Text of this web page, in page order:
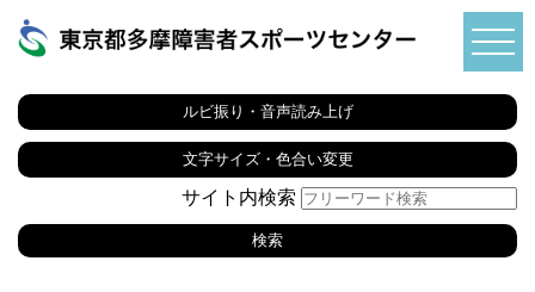
ルビ振り・音声読み上げ
文字サイズ・色合い変更
サイト内検索